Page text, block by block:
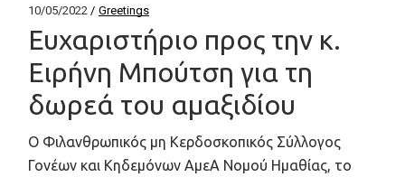
10/05/2022 Greetings
Ευχαριστήριο προς την κ.
Ειρήνη Μπούτση για τη
δωρεά του αμαξιδίου
Ο Φιλανθρωπικός μη Κερδοσκοπικός Σύλλογος
Γονέων και Κηδεμόνων ΑμεΑ Νομού Ημαθίας, το